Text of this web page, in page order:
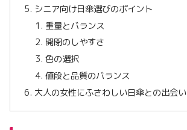
シニア向け日傘選びのポイント
重量とバランス
開閉のしやすさ
色の選択
値段と品質のバランス
大人の女性にふさわしい日傘との出会い